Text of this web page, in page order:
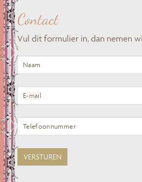
Contact
Vul dit formulier in, dan nemen